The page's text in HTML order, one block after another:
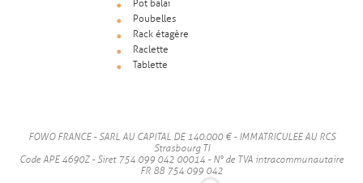
Pot balai
Poubelles
Rack étagère
Raclette
Tablette
FOWO FRANCE - SARL AU CAPITAL DE 140.000 € - IMMATRICULEE AU RCS
Strasbourg TI
Code APE 4690Z - Siret 754 099 042 00014 - N° de TVA intracommunautaire
FR 88 754 099 042